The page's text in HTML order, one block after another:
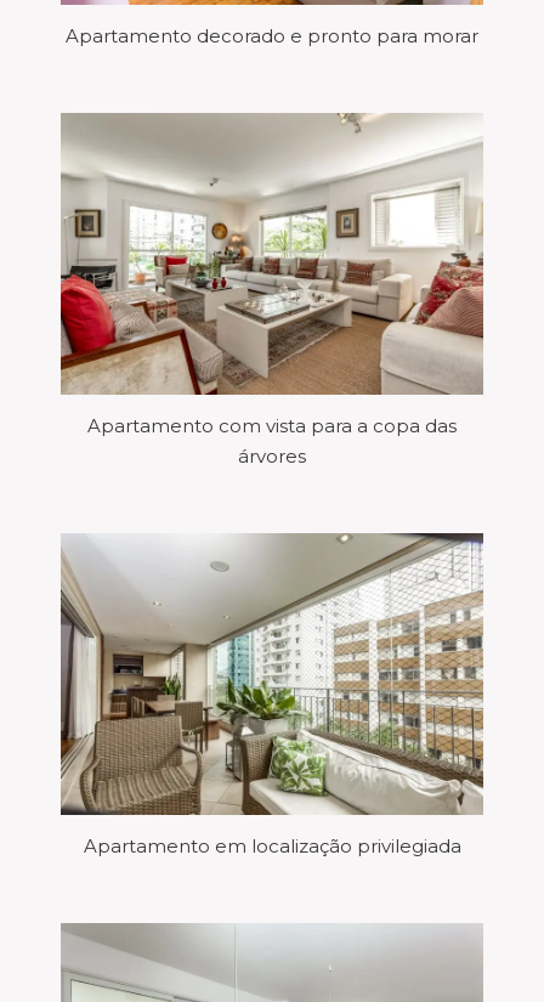
Apartamento decorado e pronto para morar
Apartamento com vista para a copa das
árvores
Apartamento em localização privilegiada